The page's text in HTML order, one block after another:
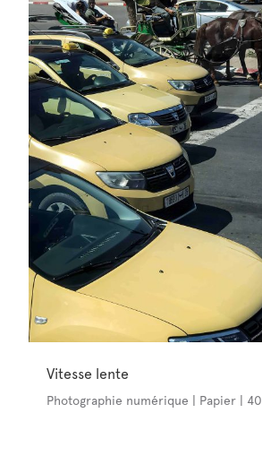
Vitesse lente
Photographie numérique | Papier |